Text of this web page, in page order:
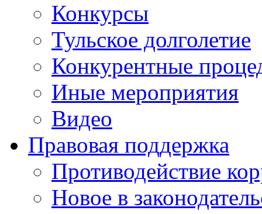
Конкурсы
Тульское долголетие
Конкурентные
Иные мероприятия
Видео
Правовая поддержка
Противодействие
Новое в